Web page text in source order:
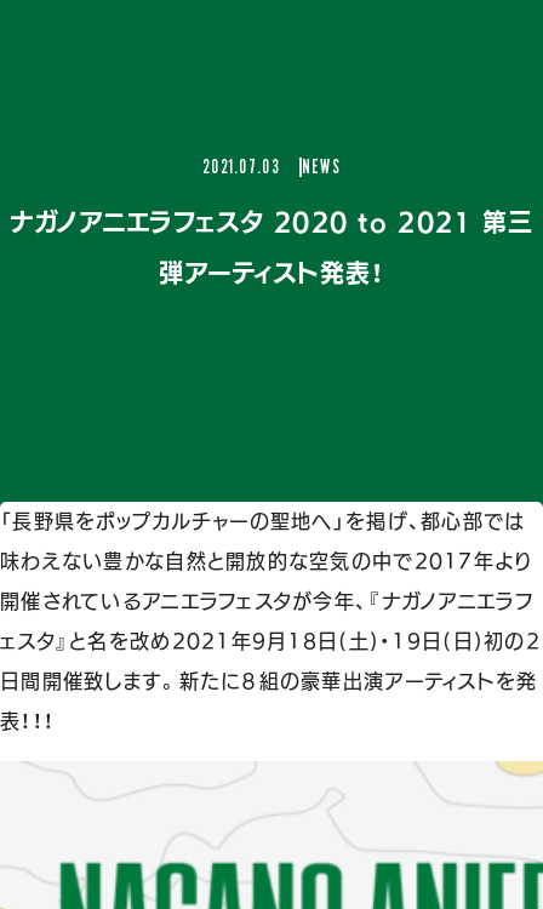
2021.07.03 NEWS
ナガノアニエラフェスタ 2020 to 2021 第三
弾アーティスト発表！
「長野県をポップカルチャーの聖地へ」を掲げ、都心部では
味わえない豊かな自然と開放的な空気の中で2017年より
開催されているアニエラフェスタが今年、『ナガノアニエラフ
ェスタ』と名を改め2021年9月18日(土)・19日(日)初の2
日間開催致します。新たに８組の豪華出演アーティストを発
表！！！